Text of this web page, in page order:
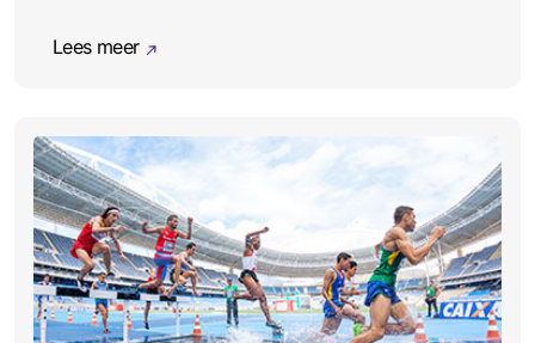
Lees meer